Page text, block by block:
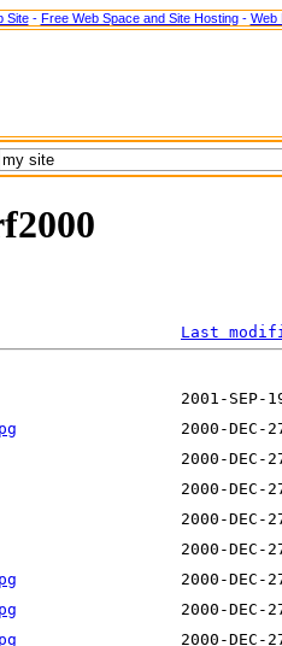
Site- Free Web Space and Site Hosting- Web
Last